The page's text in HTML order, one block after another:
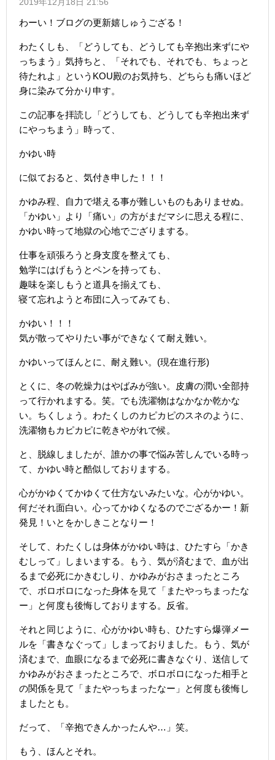
わーい！ブログの更新嬉しゅうござる！
わたくしも、「どうしても、どうしても辛抱出来ずにや
っちまう」気持ちと、「それでも、それでも、ちょっと
待たれよ」というKOU殿のお気持ち、どちらも痛いほど
身に染みて分かり申す。
この記事を拝読し「どうしても、どうしても辛抱出来ず
にやっちまう」時って、
かゆい時
に似ておると、気付き申した！！！
かゆみ程、自力で堪える事が難しいものもありませぬ。
「かゆい」より「痛い」の方がまだマシに思える程に、
かゆい時って地獄の心地でござりまする。
仕事を頑張ろうと身支度を整えても、
勉学にはげもうとペンを持っても、
趣味を楽しもうと道具を揃えても、
寝て忘れようと布団に入ってみても、
かゆい！！！
気が散ってやりたい事ができなくて耐え難い。
かゆいってほんとに、耐え難い。(現在進行形)
とくに、冬の乾燥力はやばみが強い。皮膚の潤い全部持
って行かれまする。笑。でも洗濯物はなかなか乾かな
い。ちくしょう。わたくしのカピカピのスネのように、
洗濯物もカピカピに乾きやがれで候。
と、脱線しましたが、誰かの事で悩み苦しんでいる時っ
て、かゆい時と酷似しておりまする。
心がかゆくてかゆくて仕方ないみたいな。心がかゆい。
何だそれ面白い。心ってかゆくなるのでござるかー！新
発見！いとをかしきことなりー！
そして、わたくしは身体がかゆい時は、ひたすら「かき
むしって」しまいまする。もう、気が済むまで、血が出
るまで必死にかきむしり、かゆみがおさまったところ
で、ボロボロになった身体を見て「またやっちまったな
ー」と何度も後悔しておりまする。反省。
それと同じように、心がかゆい時も、ひたすら爆弾メー
ルを「書きなぐって」しまっておりました。もう、気が
済むまで、血眼になるまで必死に書きなぐり、送信して
かゆみがおさまったところで、ボロボロになった相手と
の関係を見て「またやっちまったなー」と何度も後悔し
ましたとも。
だって、「辛抱できんかったんや…」笑。
もう、ほんとそれ。